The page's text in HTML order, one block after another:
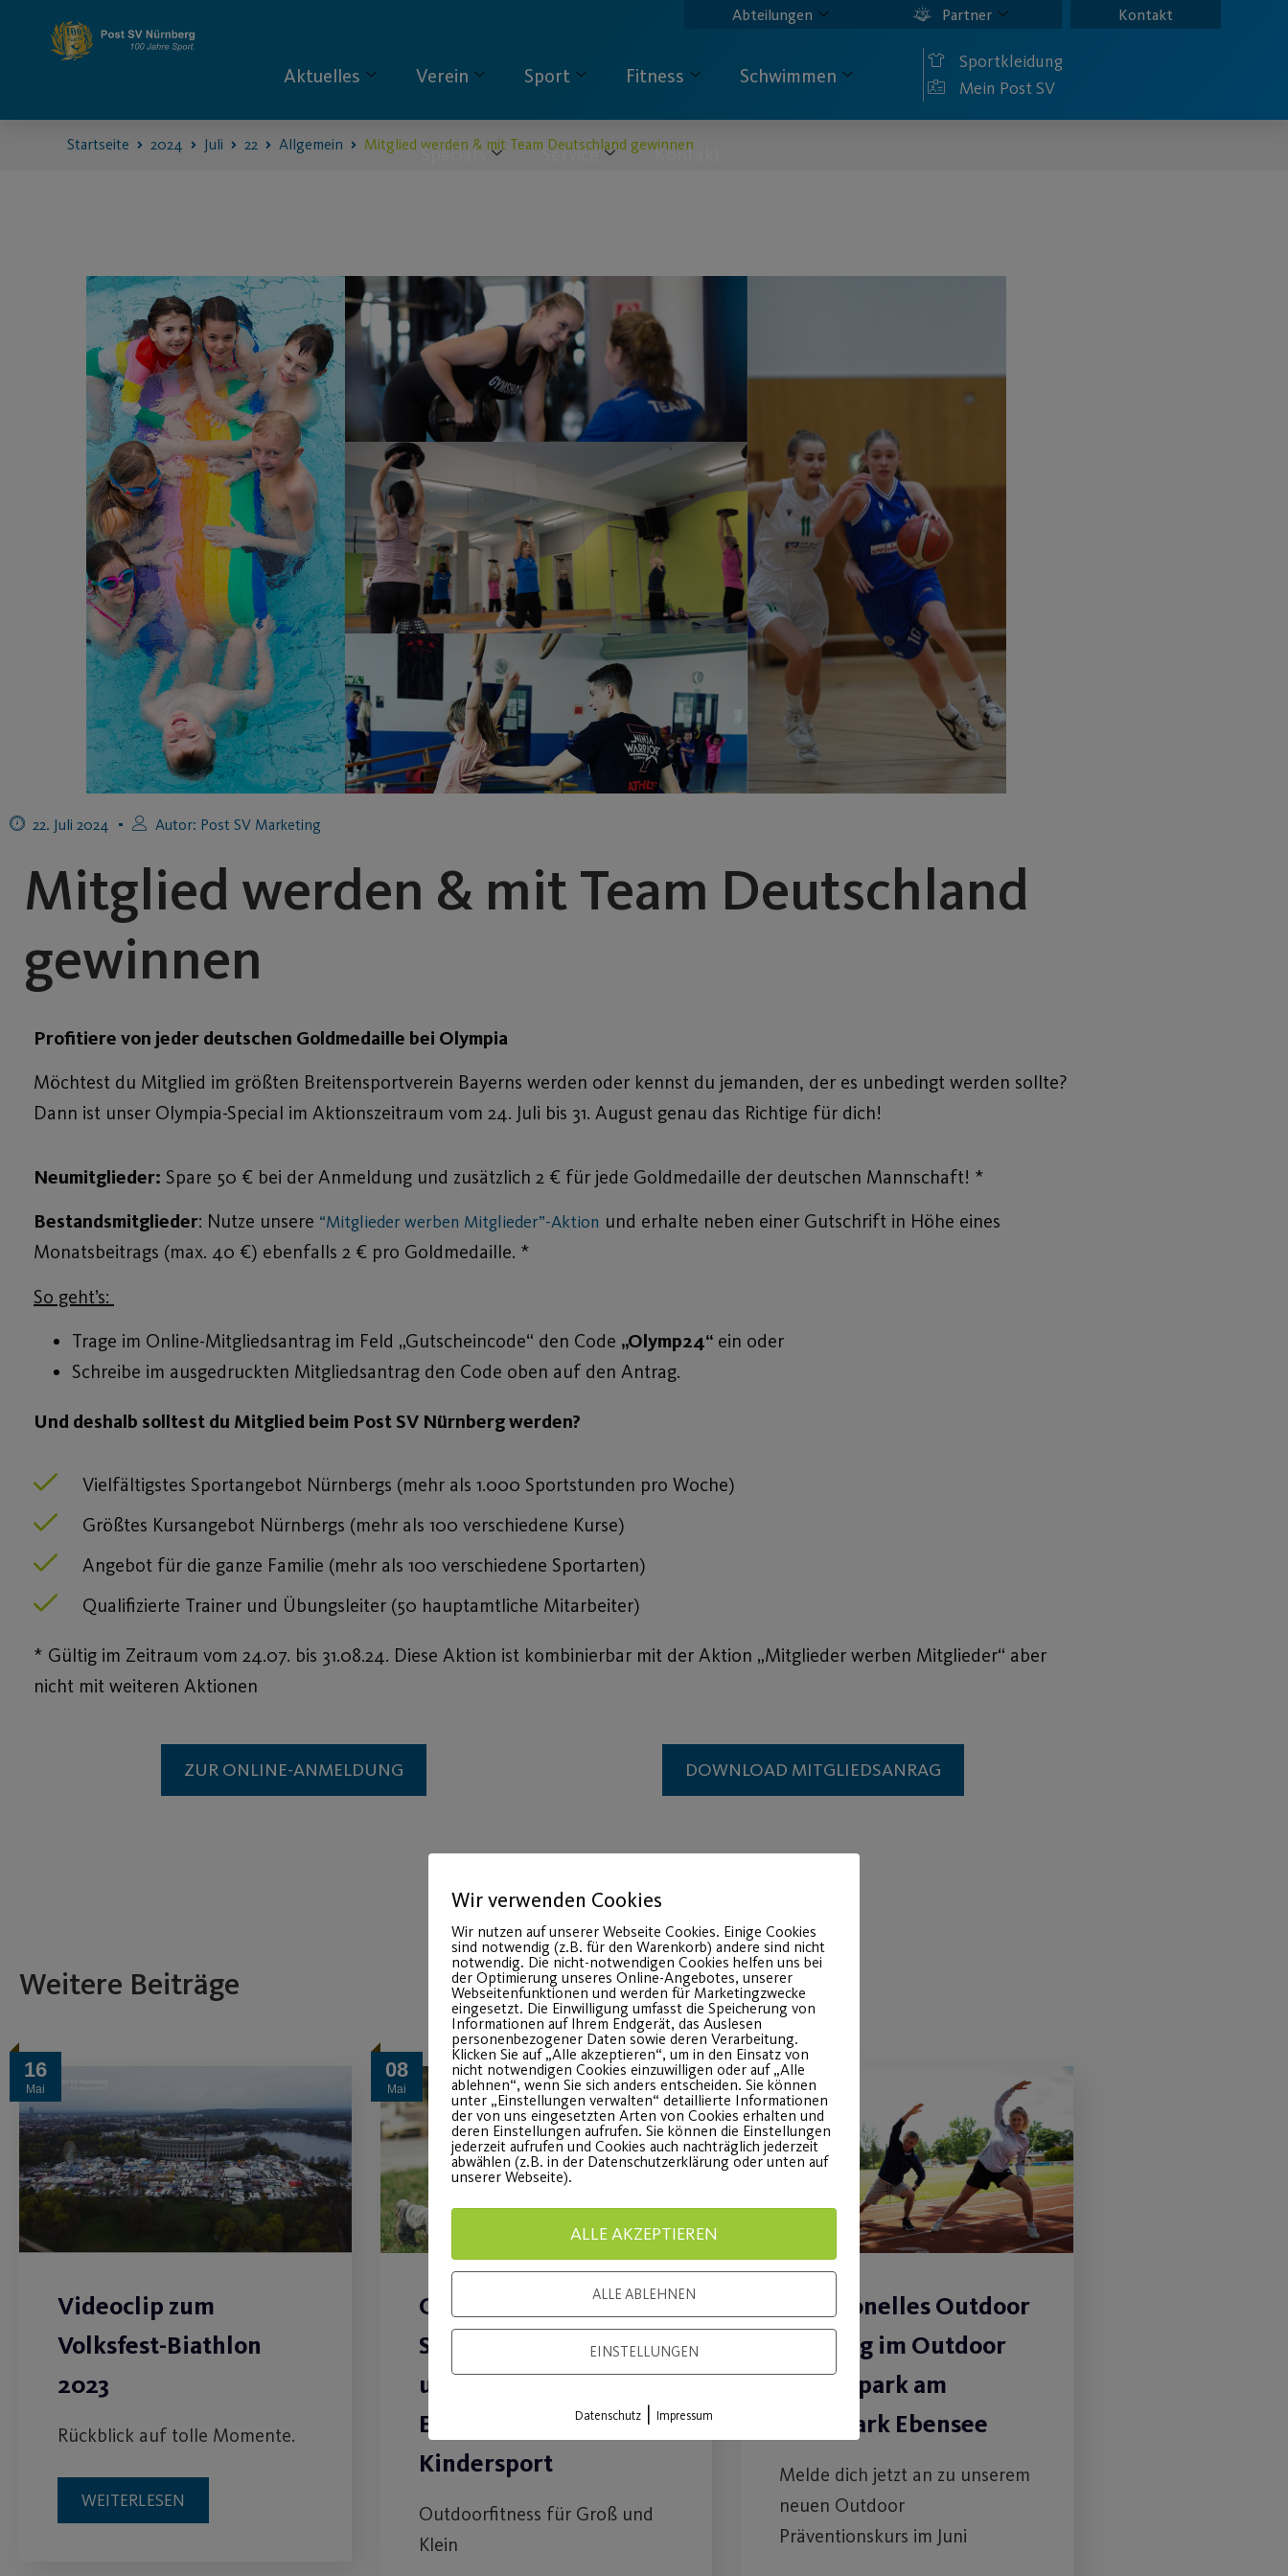
Abteilungen Partner Kontakt
Aktuelles Verein Sport Fitness Schwimmen
Specials Service Kontakt
Sportkleidung
Mein Post SV
Startseite 2024 Juli 22 Allgemein Mitglied werden & mit Team Deutschland gewinnen
22. Juli 2024 Autor: Post SV Marketing
Mitglied werden & mit Team Deutschland
gewinnen
Profitiere von jeder deutschen Goldmedaille bei Olympia
Möchtest du Mitglied im größten Breitensportverein Bayerns werden oder kennst du jemanden, der es unbedingt werden sollte?
Dann ist unser Olympia-Special im Aktionszeitraum vom 24. Juli bis 31. August genau das Richtige für dich!
Neumitglieder: Spare 50 € bei der Anmeldung und zusätzlich 2 € für jede Goldmedaille der deutschen Mannschaft! *
Bestandsmitglieder: Nutze unsere “Mitglieder werben Mitglieder”-Aktion und erhalte neben einer Gutschrift in Höhe eines
Monatsbeitrags (max. 40 €) ebenfalls 2 € pro Goldmedaille. *
So geht’s:
Trage im Online-Mitgliedsantrag im Feld „Gutscheincode“ den Code „Olymp24“ ein oder
Schreibe im ausgedruckten Mitgliedsantrag den Code oben auf den Antrag.
Und deshalb solltest du Mitglied beim Post SV Nürnberg werden?
Vielfältigstes Sportangebot Nürnbergs (mehr als 1.000 Sportstunden pro Woche)
Größtes Kursangebot Nürnbergs (mehr als 100 verschiedene Kurse)
Angebot für die ganze Familie (mehr als 100 verschiedene Sportarten)
Qualifizierte Trainer und Übungsleiter (50 hauptamtliche Mitarbeiter)
* Gültig im Zeitraum vom 24.07. bis 31.08.24. Diese Aktion ist kombinierbar mit der Aktion „Mitglieder werben Mitglieder“ aber
nicht mit weiteren Aktionen
ZUR ONLINE-ANMELDUNG DOWNLOAD MITGLIEDSANRAG
Weitere Beiträge
16
Mai
Videoclip zum
Volksfest-Biathlon
2023
Rückblick auf tolle Momente.
WEITERLESEN
08
Mai
Outdoor-
Sportprogramm Fit
und Gesund
Erwachsene und Postis
Kindersport
Outdoorfitness für Groß und
Klein
05
Mai
Funktionelles Outdoor
Training im Outdoor
Fitnesspark am
Sportpark Ebensee
Melde dich jetzt an zu unserem
neuen Outdoor
Präventionskurs im Juni
Wir verwenden Cookies
Wir nutzen auf unserer Webseite Cookies. Einige Cookies
sind notwendig (z.B. für den Warenkorb) andere sind nicht
notwendig. Die nicht-notwendigen Cookies helfen uns bei
der Optimierung unseres Online-Angebotes, unserer
Webseitenfunktionen und werden für Marketingzwecke
eingesetzt. Die Einwilligung umfasst die Speicherung von
Informationen auf Ihrem Endgerät, das Auslesen
personenbezogener Daten sowie deren Verarbeitung.
Klicken Sie auf „Alle akzeptieren“, um in den Einsatz von
nicht notwendigen Cookies einzuwilligen oder auf „Alle
ablehnen“, wenn Sie sich anders entscheiden. Sie können
unter „Einstellungen verwalten“ detaillierte Informationen
der von uns eingesetzten Arten von Cookies erhalten und
deren Einstellungen aufrufen. Sie können die Einstellungen
jederzeit aufrufen und Cookies auch nachträglich jederzeit
abwählen (z.B. in der Datenschutzerklärung oder unten auf
unserer Webseite).
ALLE AKZEPTIEREN
ALLE ABLEHNEN
EINSTELLUNGEN
Datenschutz | Impressum